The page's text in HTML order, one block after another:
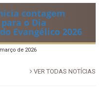
contagem
o Dia
Evangélico 2026
de 2026
VER TODAS NOTÍCIAS